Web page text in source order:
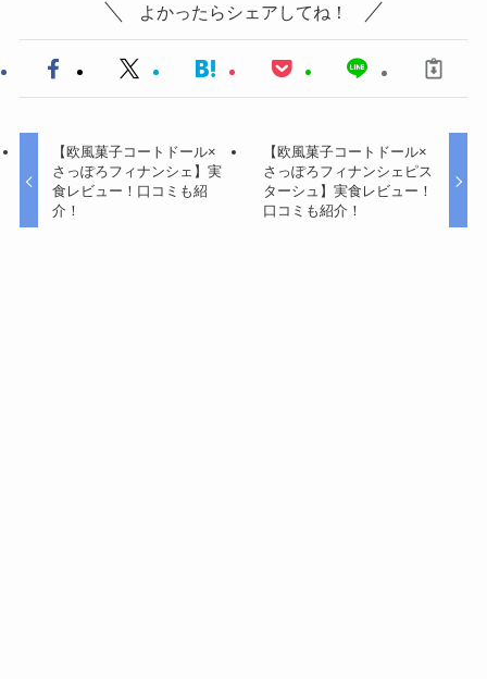
よかったらシェアしてね！
【欧風菓子コートドール×
さっぽろフィナンシェ】実
食レビュー！口コミも紹
介！
【欧風菓子コートドール×
さっぽろフィナンシェピス
ターシュ】実食レビュー！
口コミも紹介！